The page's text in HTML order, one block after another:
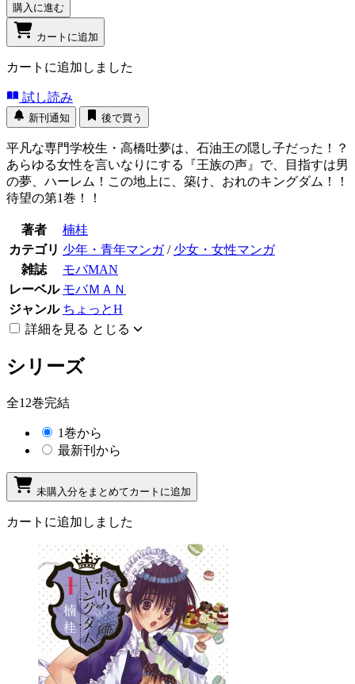
購入に進む
カートに追加
カートに追加しました
試し読み
新刊通知 後で買う
平凡な専門学校生・高橋吐夢は、石油王の隠し子だった！？
あらゆる女性を言いなりにする『王族の声』で、目指すは男
の夢、ハーレム！この地上に、築け、おれのキングダム！！
待望の第1巻！！
著者
楠桂
カテゴリ 少年・青年マンガ/ 少女・女性マンガ
雑誌
モバMAN
レーベル モバＭＡＮ
ジャンル ちょっとH
詳細を見る とじる
シリーズ
全12巻完結
1巻から
最新刊から
未購入分をまとめてカートに追加
カートに追加しました